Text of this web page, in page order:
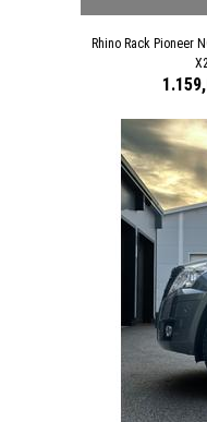
Rhino Rack Pioneer